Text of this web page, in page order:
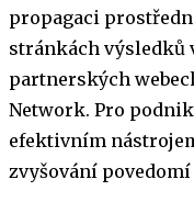
propagaci
stránkách výsledků
partnerských
Network. Pro
efektivním
zvyšování